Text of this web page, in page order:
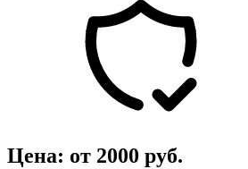
Цена: от 2000 руб.